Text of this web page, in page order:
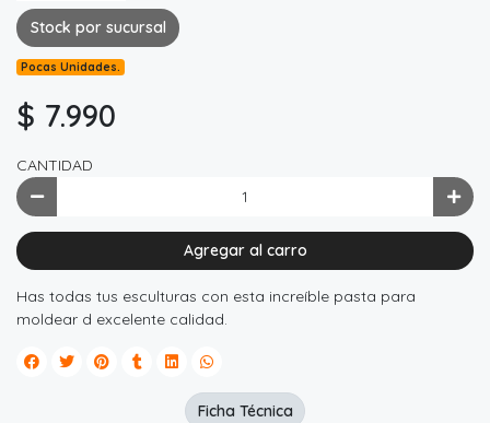
Stock por sucursal
Pocas Unidades.
$ 7.990
CANTIDAD
Agregar al carro
Has todas tus esculturas con esta increíble pasta para
moldear d excelente calidad.
Ficha Técnica